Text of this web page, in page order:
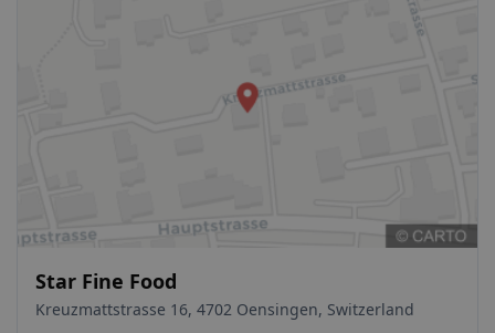
Star Fine Food
Kreuzmattstrasse 16, 4702 Oensingen, Switzerland